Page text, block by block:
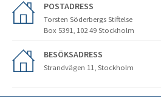
POSTADRESS
Torsten Söderbergs Stiftelse
Box 5391, 102 49 Stockholm
BESÖKSADRESS
Strandvägen 11, Stockholm